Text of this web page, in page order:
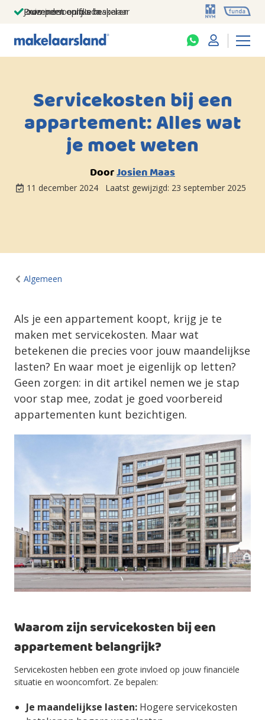
Jouw persoonlijke makelaar
Duizenden euro's besparen
Prominent op funda
Servicekosten bij een
appartement: Alles wat
je moet weten
DoorJosien Maas
11 december 2024 Laatst gewijzigd: 23 september 2025
Algemeen
Als je een appartement koopt, krijg je te
maken met servicekosten. Maar wat
betekenen die precies voor jouw maandelijkse
lasten? En waar moet je eigenlijk op letten?
Geen zorgen: in dit artikel nemen we je stap
voor stap mee, zodat je goed voorbereid
appartementen kunt bezichtigen.
Waarom zijn servicekosten bij een
appartement belangrijk?
Servicekosten hebben een grote invloed op jouw financiële
situatie en wooncomfort. Ze bepalen:
Je maandelijkse lasten: Hogere servicekosten